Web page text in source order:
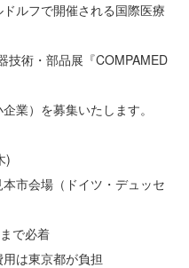
ルフで開催される国際医療
技術・部品展『COMPAMED
業）を募集いたします。
)
市会場（ドイツ・デュッセ
で必着
は東京都が負担